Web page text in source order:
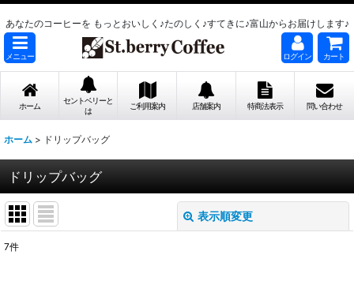
あなたのコーヒーを もっとおいしく♪たのしく♪すてきに♪富山からお届けします♪
メニュー ログイン カート
ホーム
セントベリーと
は
ご利用案内 店舗案内 特商法表示 問い合わせ
ホーム > ドリップバッグ
ドリップバッグ
表示順変更
7件